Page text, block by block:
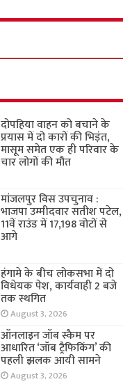
दोपहिया वाहन को बचाने के
प्रयास में दो कारों की भिड़ंत,
मासूम समेत एक ही परिवार के
चार लोगों की मौत
मांजलपुर विस उपचुनाव :
भाजपा उम्मीदवार सतीश पटेल,
11वें राउंड में 17,198 वोटों से
आगे
हंगामे के बीच लोकसभा में दो
विधेयक पेश, कार्यवाही 2 बजे
तक स्थगित
August 3, 2026
ऑनलाइन जॉब स्कैम पर
आधारित ‘जॉब ट्रैफिकिंग’ की
पहली झलक आयी सामने
August 3, 2026